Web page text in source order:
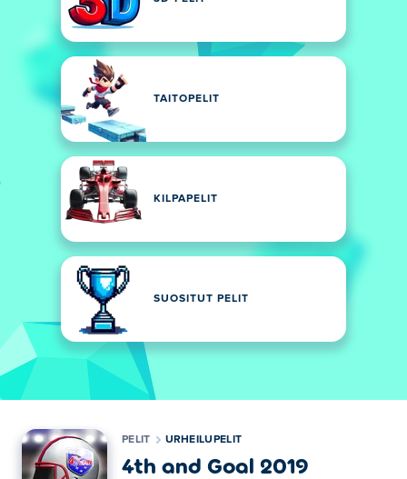
TAITOPELIT
KILPAPELIT
SUOSITUT PELIT
PELIT URHEILUPELIT
4th and Goal 2019